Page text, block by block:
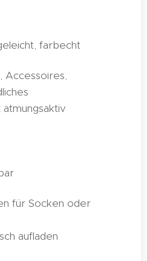
farbecht
Accessoires,
atmungsaktiv
für Socken oder
aufladen